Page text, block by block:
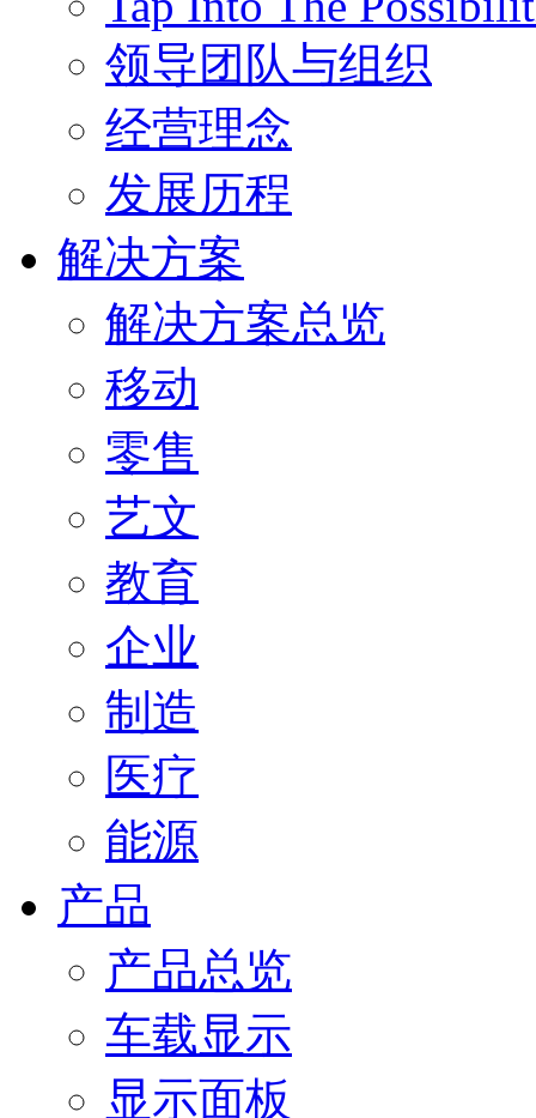
领导团队与组织
经营理念
发展历程
解决方案
解决方案总览
移动
零售
艺文
教育
企业
制造
医疗
能源
产品
产品总览
车载显示
显示面板